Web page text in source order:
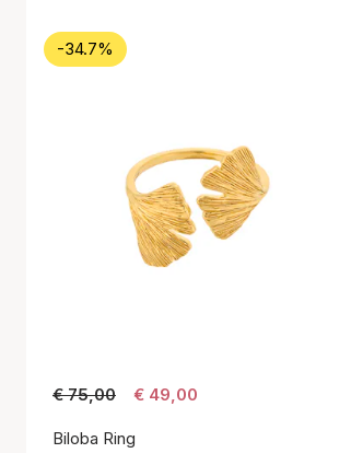
-34.7%
€ 75,00 € 49,00
Biloba Ring